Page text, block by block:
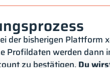
der bisherigen Plattform
Profildaten werden
zu bestätigen.Du